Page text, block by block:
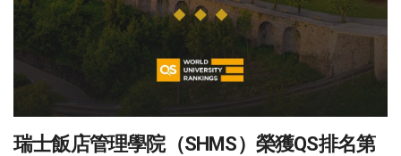
瑞士飯店管理學院（SHMS）榮獲QS排名第